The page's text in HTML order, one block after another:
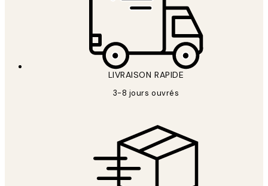
LIVRAISON RAPIDE
3-8 jours ouvrés